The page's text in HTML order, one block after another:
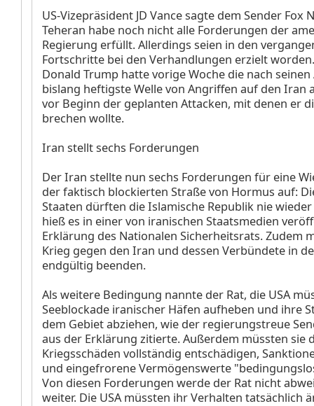
US-Vizepräsident JD Vance sagte dem Sender Fox
Teheran habe noch nicht alle Forderungen der
Regierung erfüllt. Allerdings seien in den
Fortschritte bei den Verhandlungen erzielt
Donald Trump hatte vorige Woche die nach seinen
bislang heftigste Welle von Angriffen auf den Iran
vor Beginn der geplanten Attacken, mit denen er
brechen wollte.
Iran stellt sechs Forderungen
Der Iran stellte nun sechs Forderungen für eine
der faktisch blockierten Straße von Hormus auf:
Staaten dürften die Islamische Republik nie
hieß es in einer von iranischen Staatsmedien
Erklärung des Nationalen Sicherheitsrats. Zudem
Krieg gegen den Iran und dessen Verbündete in
endgültig beenden.
Als weitere Bedingung nannte der Rat, die USA
Seeblockade iranischer Häfen aufheben und ihre
dem Gebiet abziehen, wie der regierungstreue
aus der Erklärung zitierte. Außerdem müssten sie
Kriegsschäden vollständig entschädigen,
und eingefrorene Vermögenswerte
Von diesen Forderungen werde der Rat nicht
weiter. Die USA müssten ihr Verhalten tatsächlich